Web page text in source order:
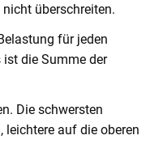
überschreiten.
für jeden
ist die Summe der
Die schwersten
leichtere auf die oberen